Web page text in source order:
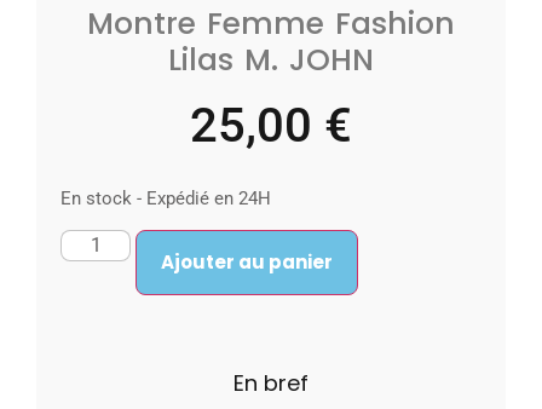
Montre Femme Fashion
Lilas M. JOHN
25,00 €
En stock - Expédié en 24H
Ajouter au panier
En bref